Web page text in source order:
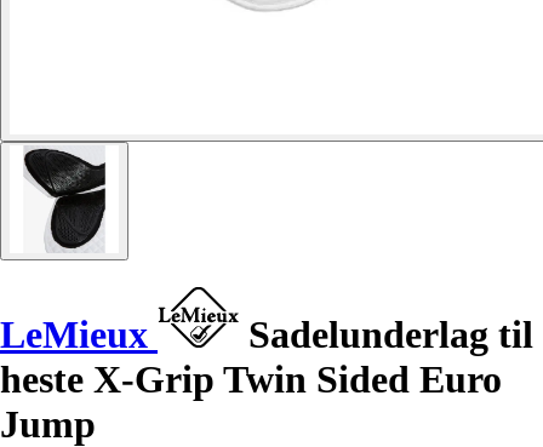
LeMieux
Sadelunderlag til
heste X-Grip Twin Sided Euro
Jump